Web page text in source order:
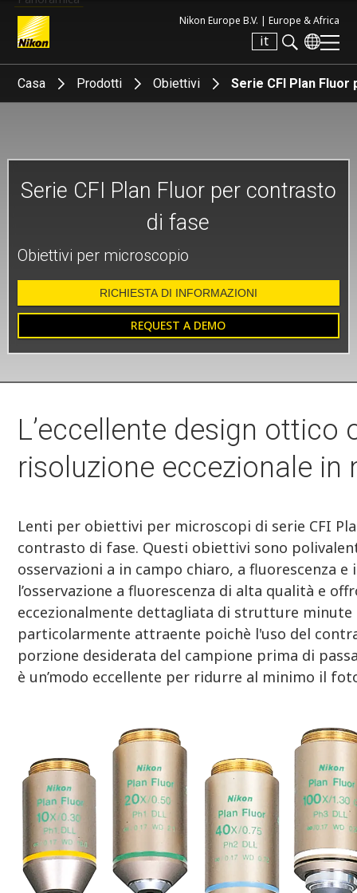
Nikon Europe B.V. | Europe & Africa
it
Search keyword(s)
Casa Prodotti Obiettivi Serie CFI Plan
Serie CFI Plan Fluor per contrasto
di fase
Obiettivi per microscopio
RICHIESTA DI INFORMAZIONI
REQUEST A DEMO
L’eccellente design ottico
risoluzione eccezionale
Lenti per obiettivi per microscopi di serie CFI
contrasto di fase. Questi obiettivi sono
osservazioni a in campo chiaro, a fluorescenza
l’osservazione a fluorescenza di alta qualità e
eccezionalmente dettagliata di strutture minute
particolarmente attraente poichè l'uso del
porzione desiderata del campione prima di
è un’modo eccellente per ridurre al minimo il